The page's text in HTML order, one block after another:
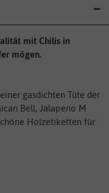
mit Chilis in
mögen.
gasdichten Tüte der
Bell, Jalapeno M
Holzetiketten für